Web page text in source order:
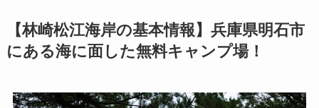
【林崎松江海岸の基本情報】兵庫県明石市
にある海に面した無料キャンプ場！